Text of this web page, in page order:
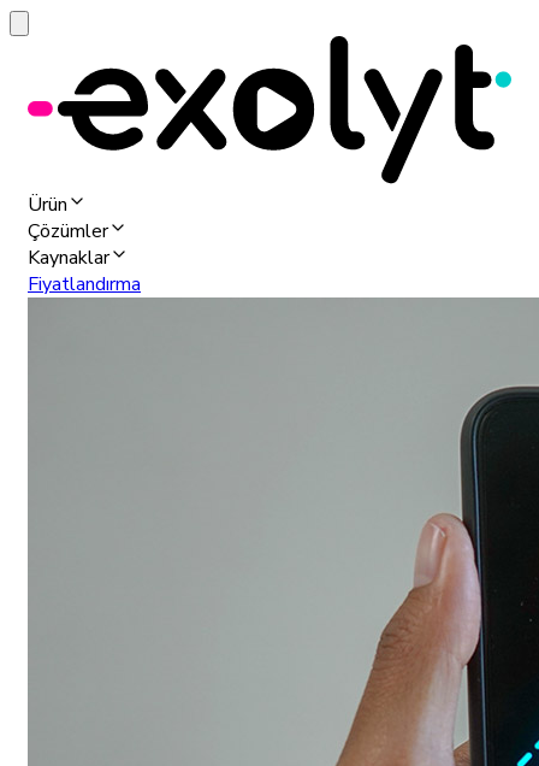
Ürün
Çözümler
Kaynaklar
Fiyatlandırma